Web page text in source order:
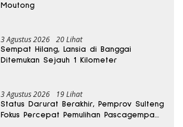
Moutong
3 Agustus 2026 20 Lihat
Sempat Hilang, Lansia di Banggai
Ditemukan Sejauh 1 Kilometer
3 Agustus 2026 19 Lihat
Status Darurat Berakhir, Pemprov Sulteng
Fokus Percepat Pemulihan Pascagempa